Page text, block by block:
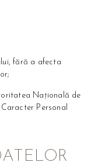
fără a afecta
Națională de
Personal